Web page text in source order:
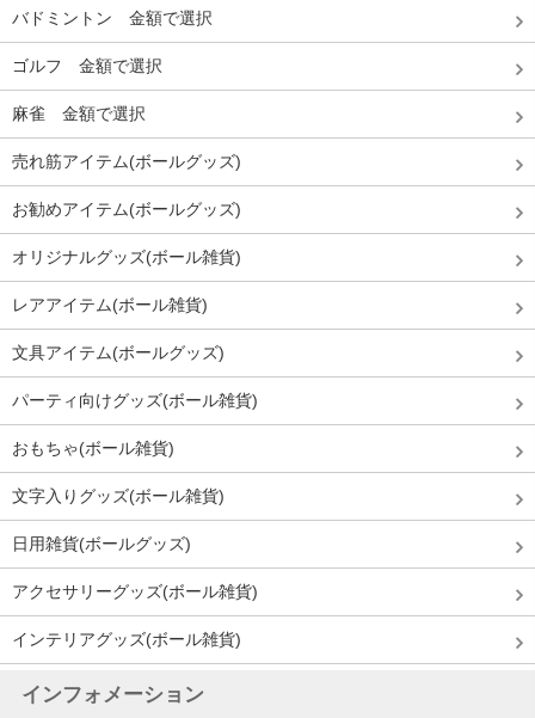
バドミントン 金額で選択
ゴルフ 金額で選択
麻雀 金額で選択
売れ筋アイテム(ボールグッズ)
お勧めアイテム(ボールグッズ)
オリジナルグッズ(ボール雑貨)
レアアイテム(ボール雑貨)
文具アイテム(ボールグッズ)
パーティ向けグッズ(ボール雑貨)
おもちゃ(ボール雑貨)
文字入りグッズ(ボール雑貨)
日用雑貨(ボールグッズ)
アクセサリーグッズ(ボール雑貨)
インテリアグッズ(ボール雑貨)
インフォメーション